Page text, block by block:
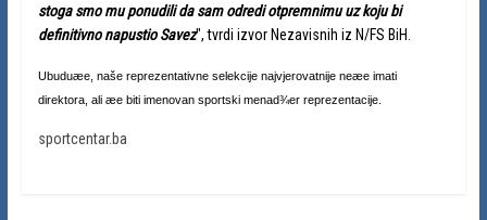
stoga smo mu ponudili da sam odredi otpremnimu uz koju bi
definitivno napustio Savez", tvrdi izvor Nezavisnih iz N/FS BiH.
Ubuduæe, naše reprezentativne selekcije najvjerovatnije neæe imati
direktora, ali æe biti imenovan sportski menad¾er reprezentacije.
sportcentar.ba